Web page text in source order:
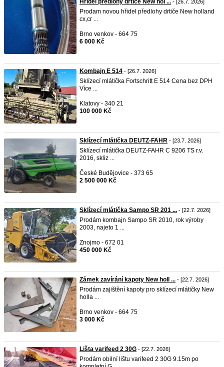
Hřidel předlohy drtiče New hol ... - [26.7. 2026]
Prodam novou hřidel předlohy drtiče New holland
cx,cr ...
Brno venkov - 664 75
6 000 Kč
Kombajn E 514 - [26.7. 2026]
Sklízecí mlátička Fortschritt E 514 Cena bez DPH
Více ...
Klatovy - 340 21
100 000 Kč
Sklízecí mlátička DEUTZ-FAHR - [23.7. 2026]
Sklízecí mlátička DEUTZ-FAHR C 9206 TS r.v.
2016, skliz ...
České Budějovice - 373 65
2 500 000 Kč
Sklízecí mlátička Sampo SR 201 ... - [22.7. 2026]
Prodám kombajn Sampo SR 2010, rok výroby
2003, najeto 1 ...
Znojmo - 672 01
450 000 Kč
Zámek zavírání kapoty New holl ... - [22.7. 2026]
Prodám zajištění kapoty pro sklízecí mlátičky New
holla ...
Brno venkov - 664 75
3 000 Kč
Lišta varifeed 2 30G - [22.7. 2026]
Prodám obilní lištu varifeed 2 30G 9.15m po